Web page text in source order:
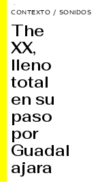
CONTEXTO / SONIDOS
The
XX,
lleno
total
en su
paso
por
Guadal
ajara